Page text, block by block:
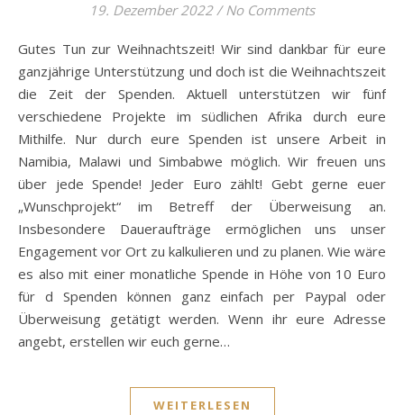
19. Dezember 2022 / No Comments
Gutes Tun zur Weihnachtszeit! Wir sind dankbar für eure
ganzjährige Unterstützung und doch ist die Weihnachtszeit
die Zeit der Spenden. Aktuell unterstützen wir fünf
verschiedene Projekte im südlichen Afrika durch eure
Mithilfe. Nur durch eure Spenden ist unsere Arbeit in
Namibia, Malawi und Simbabwe möglich. Wir freuen uns
über jede Spende! Jeder Euro zählt! Gebt gerne euer
„Wunschprojekt“ im Betreff der Überweisung an.
Insbesondere Daueraufträge ermöglichen uns unser
Engagement vor Ort zu kalkulieren und zu planen. Wie wäre
es also mit einer monatliche Spende in Höhe von 10 Euro
für d Spenden können ganz einfach per Paypal oder
Überweisung getätigt werden. Wenn ihr eure Adresse
angebt, erstellen wir euch gerne…
WEITERLESEN